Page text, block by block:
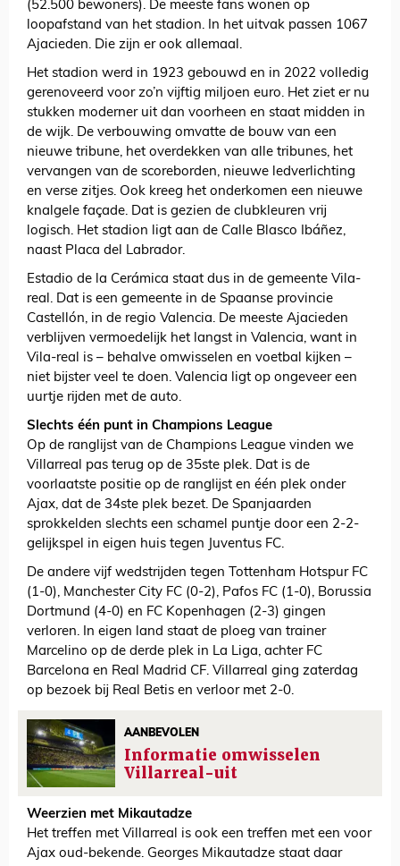
(52.500 bewoners). De meeste fans wonen op
loopafstand van het stadion. In het uitvak passen 1067
Ajacieden. Die zijn er ook allemaal.
Het stadion werd in 1923 gebouwd en in 2022 volledig
gerenoveerd voor zo’n vijftig miljoen euro. Het ziet er nu
stukken moderner uit dan voorheen en staat midden in
de wijk. De verbouwing omvatte de bouw van een
nieuwe tribune, het overdekken van alle tribunes, het
vervangen van de scoreborden, nieuwe ledverlichting
en verse zitjes. Ook kreeg het onderkomen een nieuwe
knalgele façade. Dat is gezien de clubkleuren vrij
logisch. Het stadion ligt aan de Calle Blasco Ibáñez,
naast Placa del Labrador.
Estadio de la Cerámica staat dus in de gemeente Vila-
real. Dat is een gemeente in de Spaanse provincie
Castellón, in de regio Valencia. De meeste Ajacieden
verblijven vermoedelijk het langst in Valencia, want in
Vila-real is – behalve omwisselen en voetbal kijken –
niet bijster veel te doen. Valencia ligt op ongeveer een
uurtje rijden met de auto.
Slechts één punt in Champions League
Op de ranglijst van de Champions League vinden we
Villarreal pas terug op de 35ste plek. Dat is de
voorlaatste positie op de ranglijst en één plek onder
Ajax, dat de 34ste plek bezet. De Spanjaarden
sprokkelden slechts een schamel puntje door een 2-2-
gelijkspel in eigen huis tegen Juventus FC.
De andere vijf wedstrijden tegen Tottenham Hotspur FC
(1-0), Manchester City FC (0-2), Pafos FC (1-0), Borussia
Dortmund (4-0) en FC Kopenhagen (2-3) gingen
verloren. In eigen land staat de ploeg van trainer
Marcelino op de derde plek in La Liga, achter FC
Barcelona en Real Madrid CF. Villarreal ging zaterdag
op bezoek bij Real Betis en verloor met 2-0.
AANBEVOLEN
Informatie omwisselen
Villarreal-uit
Weerzien met Mikautadze
Het treffen met Villarreal is ook een treffen met een voor
Ajax oud-bekende. Georges Mikautadze staat daar